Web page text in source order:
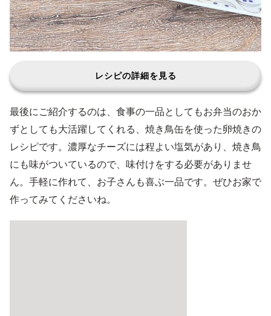
レシピの詳細を見る
最後にご紹介するのは、食事の一品としてもお弁当のおか
ずとしても大活躍してくれる、焼き鳥缶を使った卵焼きの
レシピです。濃厚なチーズには程よい塩気があり、焼き鳥
にも味がついているので、味付けをする必要がありませ
ん。手軽に作れて、お子さんも喜ぶ一品です。ぜひお家で
作ってみてくださいね。